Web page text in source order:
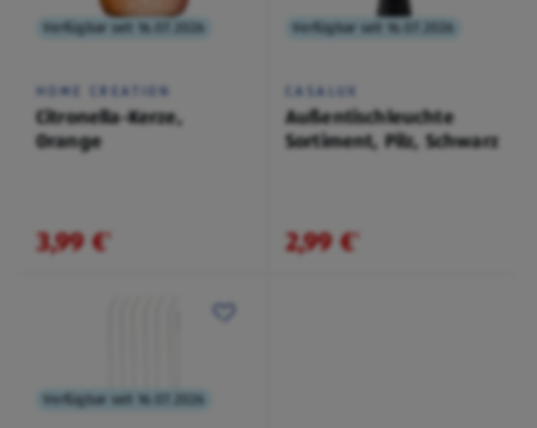
Verfügbar seit 16.07.2026
HOME CREATION
Citronella-Kerze,
Orange
3,99 €¹
Verfügbar seit 16.07.2026
CASALUX
Außentischleuchte
Sortiment, Pilz, Schwarz
2,99 €¹
Verfügbar seit 16.07.2026